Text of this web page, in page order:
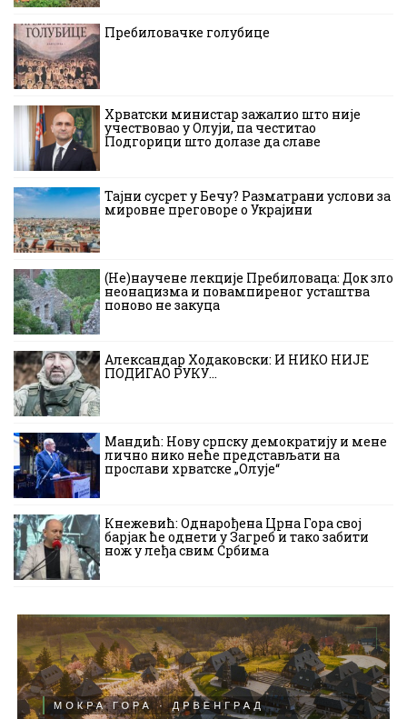
Пребиловачке голубице
Хрватски министар зажалио што није
учествовао у Олуји, па честитао
Подгорици што долазе да славе
Тајни сусрет у Бечу? Разматрани услови за
мировне преговоре о Украјини
(Не)научене лекције Пребиловаца: Док зло
неонацизма и повампиреног усташтва
поново не закуца
Александар Ходаковски: И НИКО НИЈЕ
ПОДИГАО РУКУ…
Мандић: Нову српску демократију и мене
лично нико неће представљати на
прослави хрватске „Олује“
Кнежевић: Однарођена Црна Гора свој
барјак ће однети у Загреб и тако забити
нож у леђа свим Србима